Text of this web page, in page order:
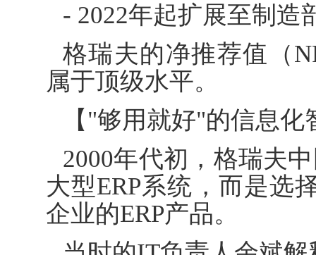
- 2022年起扩展至制造
格瑞夫的净推荐值（
属于顶级水平。
【"够用就好"的信息化
2000年代初，格瑞夫
大型ERP系统，而是选
企业的ERP产品。